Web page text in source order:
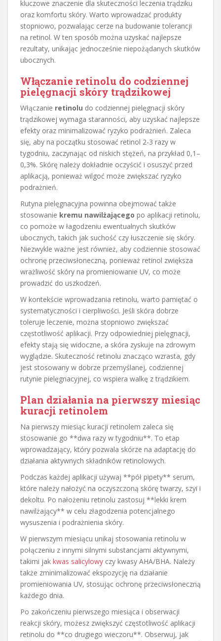
kluczowe znaczenie dla skuteczności leczenia trądziku
oraz komfortu skóry. Warto wprowadzać produkty
stopniowo, pozwalając cerze na budowanie tolerancji
na retinol. W ten sposób można uzyskać najlepsze
rezultaty, unikając jednocześnie niepożądanych skutków
ubocznych.
Włączanie retinolu do codziennej
pielęgnacji skóry trądzikowej
Włączanie retinolu do codziennej pielęgnacji skóry
trądzikowej wymaga staranności, aby uzyskać najlepsze
efekty oraz minimalizować ryzyko podrażnień. Zaleca
się, aby na początku stosować retinol 2-3 razy w
tygodniu, zaczynając od niskich stężeń, na przykład 0,1–
0,3%. Skórę należy dokładnie oczyścić i osuszyć przed
aplikacją, ponieważ wilgoć może zwiększać ryzyko
podrażnień.
Rutyna pielęgnacyjna powinna obejmować także
stosowanie kremu nawilżającego po aplikacji retinolu,
co pomoże w łagodzeniu ewentualnych skutków
ubocznych, takich jak suchość czy łuszczenie się skóry.
Niezwykle ważne jest również, aby codziennie stosować
ochronę przeciwsłoneczną, ponieważ retinol zwiększa
wrażliwość skóry na promieniowanie UV, co może
prowadzić do uszkodzeń.
W kontekście wprowadzania retinolu, warto pamiętać o
systematyczności i cierpliwości. Jeśli skóra dobrze
toleruje leczenie, można stopniowo zwiększać
częstotliwość aplikacji. Przy odpowiedniej pielęgnacji,
efekty stają się widoczne, a skóra zyskuje na zdrowym
wyglądzie. Skuteczność retinolu znacząco wzrasta, gdy
jest stosowany w dobrze przemyślanej, codziennej
rutynie pielęgnacyjnej, co wspiera walkę z trądzikiem.
Plan działania na pierwszy miesiąc
kuracji retinolem
Na pierwszy miesiąc kuracji retinolem zaleca się
stosowanie go **dwa razy w tygodniu**. To etap
wprowadzający, który pozwala skórze na adaptację do
działania aktywnych składników retinolowych.
Podczas każdej aplikacji używaj **pół pipety** serum,
które należy nałożyć na oczyszczoną skórę twarzy, szyi i
dekoltu. Po nałożeniu retinolu zastosuj **lekki krem
nawilżający** w celu złagodzenia potencjalnego
wysuszenia i podrażnienia skóry.
W pierwszym miesiącu unikaj stosowania retinolu w
połączeniu z innymi silnymi substancjami aktywnymi,
takimi jak kwas salicylowy czy kwasy AHA/BHA. Należy
także zminimalizować ekspozycję na działanie
promieniowania UV, stosując ochronę przeciwsłoneczną
każdego dnia.
Po zakończeniu pierwszego miesiąca i obserwacji
reakcji skóry, możesz zwiększyć częstotliwość aplikacji
retinolu do **co drugiego wieczoru**. Obserwuj, jak